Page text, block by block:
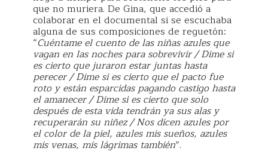
que no muriera. De Gina, que accedió a
colaborar en el documental si se escuchaba
alguna de sus composiciones de reguetón:
“Cuéntame el cuento de las niñas azules que
vagan en las noches para sobrevivir / Dime si
es cierto que juraron estar juntas hasta
perecer / Dime si es cierto que el pacto fue
roto y están esparcidas pagando castigo hasta
el amanecer / Dime si es cierto que solo
después de esta vida tendrán ya sus alas y
recuperarán su niñez / Nos dicen azules por
el color de la piel, azules mis sueños, azules
mis venas, mis lágrimas también”.